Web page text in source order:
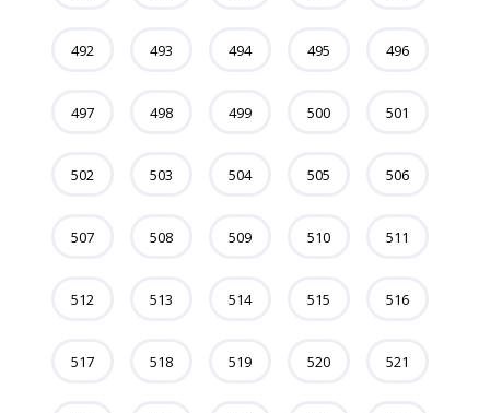
492 493 494 495 496
497 498 499 500 501
502 503 504 505 506
507 508 509 510 511
512 513 514 515 516
517 518 519 520 521